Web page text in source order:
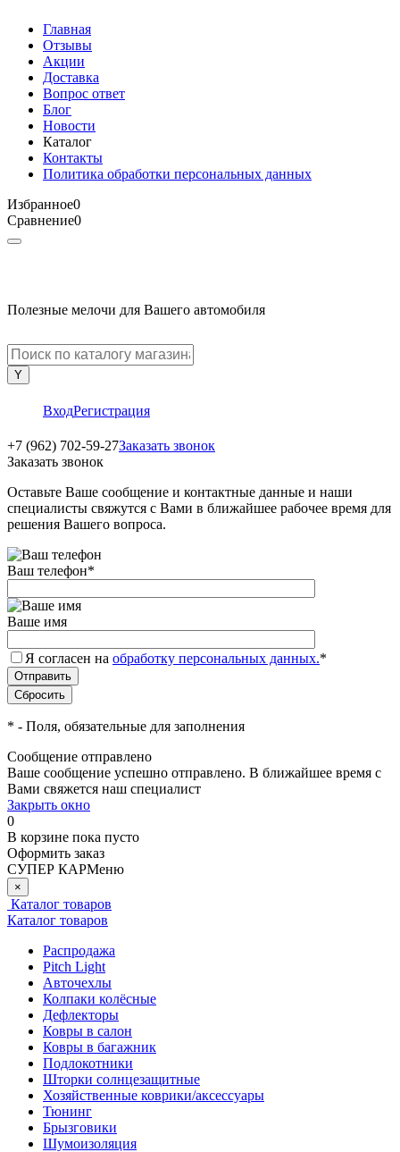
Главная
Отзывы
Акции
Доставка
Вопрос ответ
Блог
Новости
Каталог
Контакты
Политика обработки персональных данных
Избранное0
Сравнение0
Полезные мелочи для Вашего автомобиля
ВходРегистрация
+7 (962) 702-59-27Заказать звонок
Заказать звонок
Оставьте Ваше сообщение и контактные данные и наши
специалисты свяжутся с Вами в ближайшее рабочее время для
решения Вашего вопроса.
Ваш телефон*
Ваше имя
Я согласен на обработку персональных данных.*
* - Поля, обязательные для заполнения
Сообщение отправлено
Ваше сообщение успешно отправлено. В ближайшее время с
Вами свяжется наш специалист
Закрыть окно
0
В корзине пока пусто
Оформить заказ
СУПЕР КАРМеню
×
Каталог товаров
Каталог товаров
Распродажа
Pitch Light
Авточехлы
Колпаки колёсные
Дефлекторы
Ковры в салон
Ковры в багажник
Подлокотники
Шторки солнцезащитные
Хозяйственные коврики/аксессуары
Тюнинг
Брызговики
Шумоизоляция